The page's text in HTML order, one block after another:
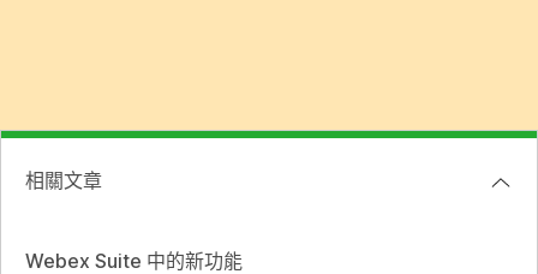
相關文章
Webex Suite 中的新功能